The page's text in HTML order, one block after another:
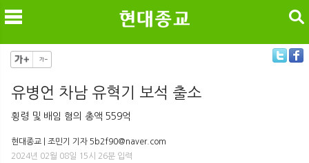
메
검색
유병언 차남 유혁기 보석 출소
횡령 및 배임 혐의 총액 559억
현대종교 | 조민기 기자 5b2f90@naver.com
2024년 02월 08일 15시 26분 입력